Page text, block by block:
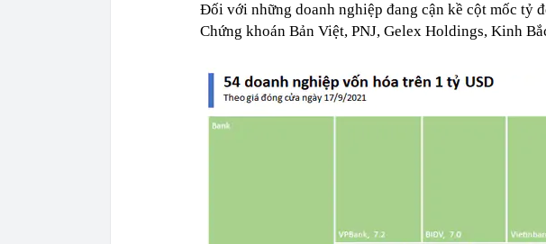
Đối với những doanh nghiệp đang cận kề cột mốc tỷ
Chứng khoán Bản Việt, PNJ, Gelex Holdings, Kinh